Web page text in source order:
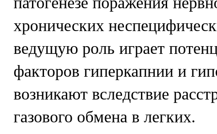
хронических
ведущую роль играет
факторов гиперкапнии и
возникают вследствие
газового обмена в легких.